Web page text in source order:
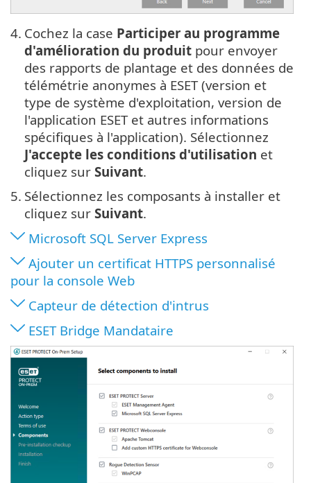
4. Cochez la case Participer au programme
d'amélioration du produit pour envoyer
des rapports de plantage et des données de
télémétrie anonymes à ESET (version et
type de système d'exploitation, version de
l'application ESET et autres informations
spécifiques à l'application). Sélectionnez
J'accepte les conditions d'utilisation et
cliquez sur Suivant.
5. Sélectionnez les composants à installer et
cliquez sur Suivant.
Microsoft SQL Server Express
Ajouter un certificat HTTPS personnalisé
pour la console Web
Capteur de détection d'intrus
ESET Bridge Mandataire